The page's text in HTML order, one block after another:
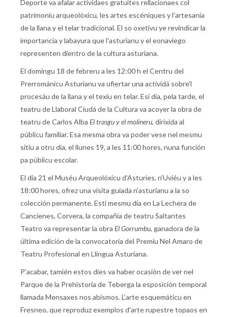
Deporte va afalar actividaes gratuites rellacionaes col
patrimoniu arqueolóxicu, les artes escéniques y l'artesanía
de la llana y el telar tradicional. El so oxetivu ye revindicar la
importancia y labayura que l'asturianu y el eonaviego
representen dientro de la cultura asturiana.
El domingu 18 de febreru a les 12:00 h el Centru del
Prerrománicu Asturianu va ufiertar una actividá sobre'l
procesáu de la llana y el texíu en telar. Esi día, pela tarde, el
teatru de Llaboral Ciudá de la Cultura va acoyer la obra de
teatru de Carlos Alba El trasgu y el molineru, dirixida al
públicu familiar. Esa mesma obra va poder vese nel mesmu
sitiu a otru día, el llunes 19, a les 11:00 hores, nuna función
pa públicu escolar.
El día 21 el Muséu Arqueolóxicu d’Asturies, n’Uviéu y a les
18:00 hores, ofrez una visita guiada n’asturianu a la so
colección permanente. Esti mesmu día en La Lechera de
Cancienes, Corvera, la compañía de teatru Saltantes
Teatro va representar la obra El Gorrumbu, ganadora de la
última edición de la convocatoria del Premiu Nel Amaro de
Teatru Profesional en Llingua Asturiana.
P’acabar, tamién estos díes va haber ocasión de ver nel
Parque de la Prehistoria de Teberga la esposición temporal
llamada Mensaxes nos abismos. L’arte esquemáticu en
Fresneo, que reproduz exemplos d'arte rupestre topaos en